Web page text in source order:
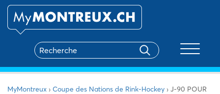
MyMontreux › Coupe des Nations de Rink-Hockey › J-90 POUR